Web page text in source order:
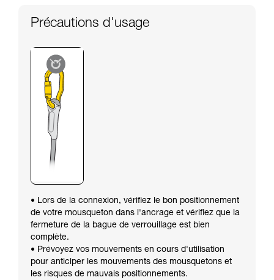
Précautions d'usage
• Lors de la connexion, vérifiez le bon positionnement
de votre mousqueton dans l'ancrage et vérifiez que la
fermeture de la bague de verrouillage est bien
complète.
• Prévoyez vos mouvements en cours d'utilisation
pour anticiper les mouvements des mousquetons et
les risques de mauvais positionnements.